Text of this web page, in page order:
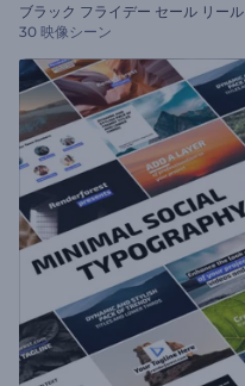
ブラック フライデー セール リール
30 映像シーン